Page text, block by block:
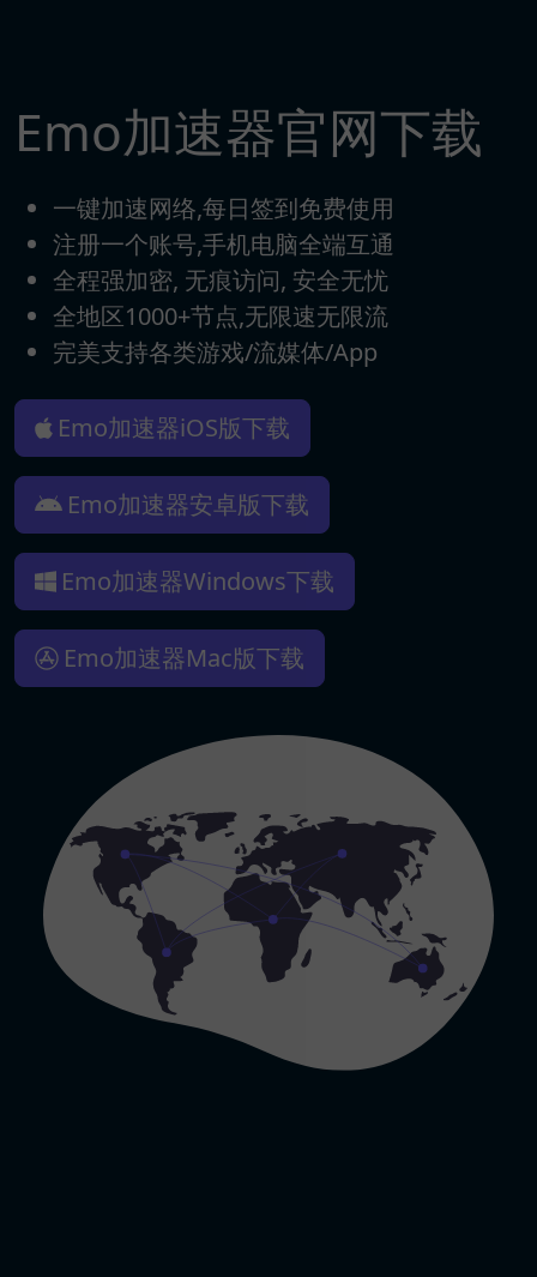
Emo加速器官网下载
一键加速网络,每日签到免费使用
注册一个账号,手机电脑全端互通
全程强加密, 无痕访问, 安全无忧
全地区1000+节点,无限速无限流
完美支持各类游戏/流媒体/App
Emo加速器iOS版下载
Emo加速器安卓版下载
Emo加速器Windows下载
Emo加速器Mac版下载